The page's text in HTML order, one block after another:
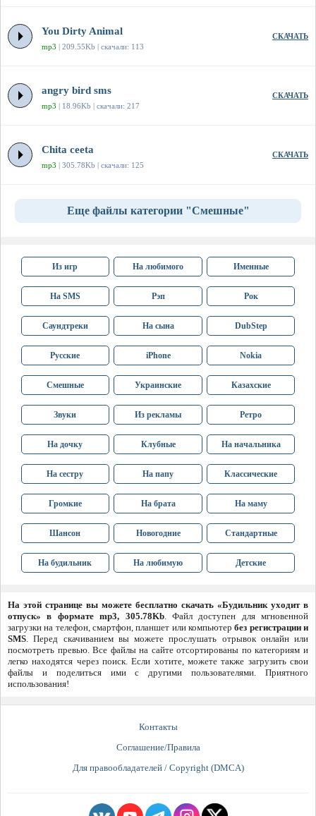
You Dirty Animal
mp3 | 209.55Kb | скачали: 113
СКАЧАТЬ
angry bird sms
mp3 | 18.96Kb | скачали: 217
СКАЧАТЬ
Chita ceeta
mp3 | 305.78Kb | скачали: 125
СКАЧАТЬ
Еще файлы категории "Смешные"
Из игр На любимого Именные
На SMS Рэп Рок
Саундтреки На сына DubStep
Русские iPhone Nokia
Смешные Украинские Казахские
Звуки Из рекламы Ретро
На дочку Клубные На начальника
На сестру На папу Классические
Громкие На брата На маму
Шансон Новогодние Стандартные
На будильник На любимую Детские
На этой странице вы можете бесплатно скачать «Будильник уходит в
отпуск» в формате mp3, 305.78Kb. Файл доступен для мгновенной
загрузки на телефон, смартфон, планшет или компьютербез регистрации и
SMS. Перед скачиванием вы можете прослушать отрывок онлайн или
посмотреть превью. Все файлы на сайте отсортированы по категориям и
легко находятся через поиск. Если хотите, можете также загрузить свои
файлы и поделиться ими с другими пользователями. Приятного
использования!
Контакты
Соглашение/Правила
Для правообладателей / Copyright (DMCA)